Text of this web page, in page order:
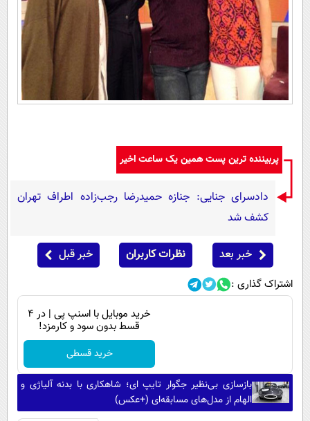
پربیننده ترین پست همین یک ساعت اخیر
دادسرای جنایی: جنازه حمیدرضا رجب‌زاده اطراف تهران
کشف شد
خبر بعد نظرات کاربران خبر قبل
اشتراک گذاری :
خرید موبایل با اسنپ پی | در ۴
قسط بدون سود و کارمزد!
خرید قسطی
بازسازی بی‌نظیر جگوار تایپ ای؛ شاهکاری با بدنه آلیاژی و
الهام از مدل‌های مسابقه‌ای (+عکس)